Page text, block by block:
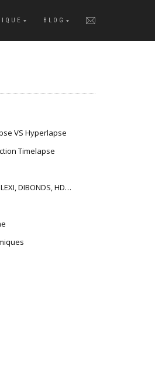
BLOG
VS Hyperlapse
Timelapse
DIBONDS, HD…